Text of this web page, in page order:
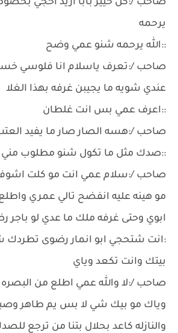
صاحب /:كل خيير بابا اريد احجي
يرحمه
::الله يرحمه شنو عمي وضح
صاحب /:تعرف ياسلام انا فلوسي
عندي شويه ما يجيبن غرفه بهذا الغلا
::اعرف عمي بس انت غلطان
صاحب /:هسه الصار صار ما يفيد
::صدك مثل ما تكول شنو مطلوب مني
صاحب /:سلام عمي انت مو كلت
مو هينه عليه انفضح تالي عمري
ابوي وحتى غرفه ملك ما عدي لو باجر
:انت شتحجي ابو انمار رضوى تطردك
بيتك وانت تكعد وياي
صاحب /:لا والله عمي اطلع من البصره
وياك مو بيك شي لا بس يم طاهر
والنازله كاعد بحلال بتنا من ترجع